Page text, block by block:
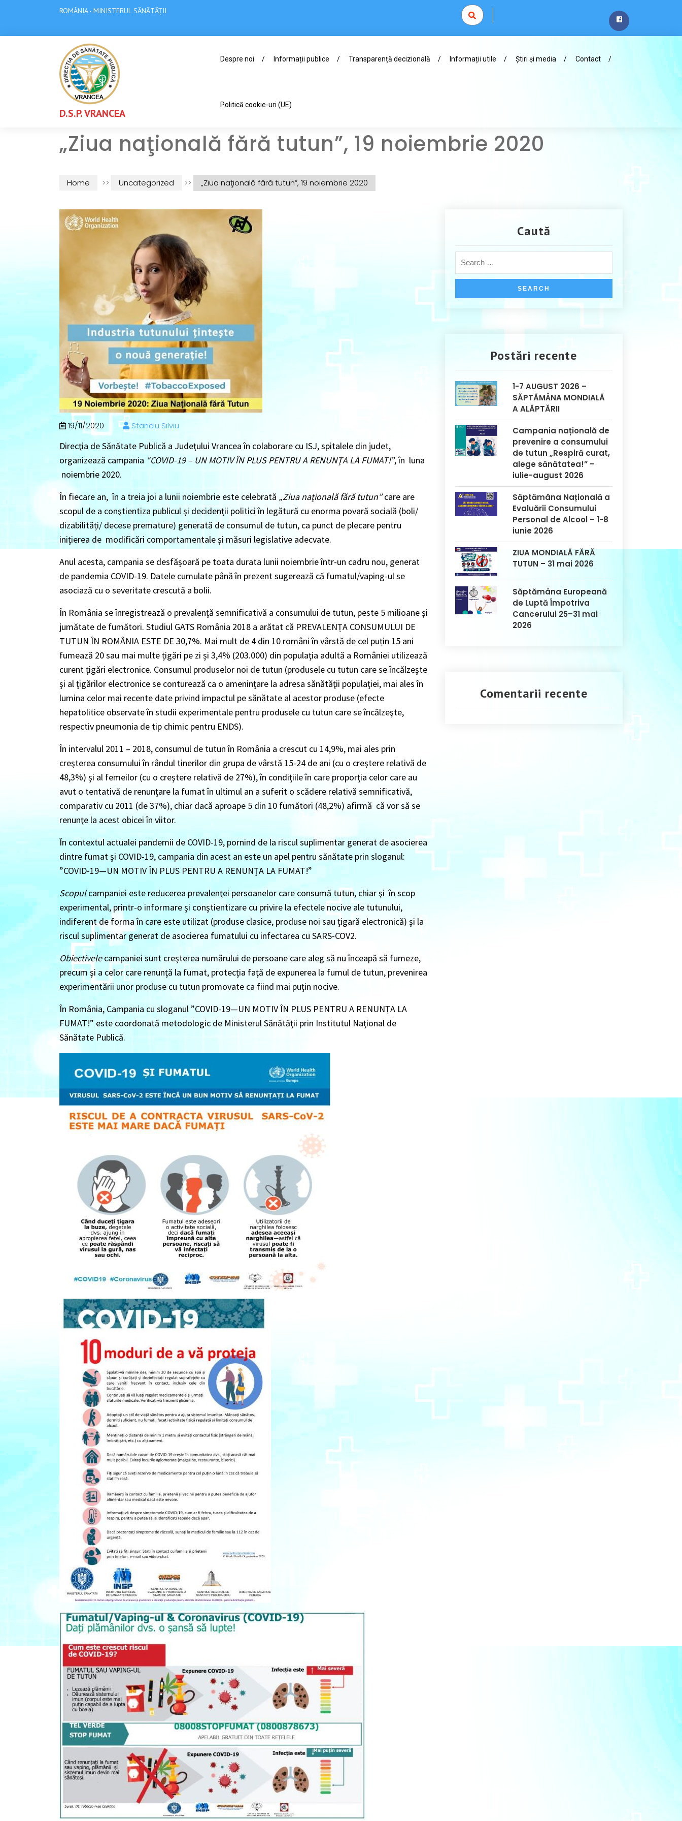
ROMÂNIA - MINISTERUL SĂNĂTĂȚII
D.S.P. VRANCEA
Despre noi Informații publice Transparență decizională Informații utile Știri și media Contact
Politică cookie-uri (UE)
„Ziua naţională fără tutun”, 19 noiembrie 2020
Home >> Uncategorized >> „Ziua naţională fără tutun”, 19 noiembrie 2020
19/11/2020 Stanciu Silviu
Direcţia de Sănătate Publică a Judeţului Vrancea în colaborare cu ISJ, spitalele din judet,
organizează campania “COVID-19 – UN MOTIV ÎN PLUS PENTRU A RENUNŢA LA FUMAT!”,în luna
noiembrie 2020.
În fiecare an, în a treia joi a lunii noiembrie este celebrată „Ziua naţională fără tutun”care are
scopul de a conştientiza publicul şi decidenţii politici în legătură cu enorma povară socială (boli/
dizabilități/ decese premature) generată de consumul de tutun, ca punct de plecare pentru
inițierea de modificări comportamentale și măsuri legislative adecvate.
Anul acesta, campania se desfășoară pe toata durata lunii noiembrie într-un cadru nou, generat
de pandemia COVID-19. Datele cumulate până în prezent sugerează că fumatul/vaping-ul se
asociază cu o severitate crescută a bolii.
În România se înregistrează o prevalență semnificativă a consumului de tutun, peste 5 milioane şi
jumătate de fumători. Studiul GATS România 2018 a arătat că PREVALENȚA CONSUMULUI DE
TUTUN ÎN ROMÂNIA ESTE DE 30,7%. Mai mult de 4 din 10 româniîn vârstă de cel puțin 15 ani
fumează 20 sau mai multe țigări pe zi și 3,4% (203.000) din populaţia adultă a României utilizează
curentțigări electronice. Consumul produselor noi de tutun (produsele cu tutun care se încălzeşte
şi al ţigărilor electronice se conturează ca o ameninţare la adresa sănătăţii populaţiei, mai ales în
lumina celor mai recente date privind impactul pe sănătate al acestor produse (efecte
hepatolitice observate în studii experimentale pentru produsele cu tutun care se încălzeşte,
respectiv pneumonia de tip chimic pentru ENDS).
În intervalul 2011 – 2018, consumul de tutun în România a crescut cu 14,9%, mai ales prin
creşterea consumului în rândul tinerilor din grupa de vârstă 15-24 de ani (cu o creştere relativă de
48,3%) şi al femeilor (cu o creştere relativă de 27%), în condiţiile în care proporţia celor care au
avut o tentativă de renunţare la fumat în ultimul an a suferit o scădere relativă semnificativă,
comparativ cu 2011 (de 37%), chiar dacă aproape 5 din 10 fumători (48,2%) afirmă că vor să se
renunţe la acest obicei în viitor.
În contextul actualei pandemii de COVID-19, pornind de la riscul suplimentar generat de asocierea
dintre fumat și COVID-19, campania din acest an este un apel pentru sănătate prin sloganul:
”COVID-19—UN MOTIV ÎN PLUS PENTRU A RENUNȚA LA FUMAT!”
Scopulcampaniei este reducerea prevalenţei persoanelor care consumă tutun, chiar şi în scop
experimental, printr-o informare şi conştientizare cu privire la efectele nocive ale tutunului,
indiferent de forma în care este utilizat (produse clasice, produse noi sau ţigară electronică) și la
riscul suplimentar generat de asocierea fumatului cu infectarea cu SARS-COV2.
Obiectivelecampaniei sunt creşterea numărului de persoane care aleg să nu înceapă să fumeze,
precum şi a celor care renunţă la fumat, protecţia faţă de expunerea la fumul de tutun, prevenirea
experimentării unor produse cu tutun promovate ca fiind mai puţin nocive.
În România, Campania cu sloganul ”COVID-19—UN MOTIV ÎN PLUS PENTRU A RENUNȚA LA
FUMAT!” este coordonată metodologic de Ministerul Sănătăţii prin Institutul Naţional de
Sănătate Publică.
Caută
Postări recente
1-7 AUGUST 2026 –
SĂPTĂMÂNA MONDIALĂ
A ALĂPTĂRII
Campania națională de
prevenire a consumului
de tutun „Respiră curat,
alege sănătatea!” –
iulie-august 2026
Săptămâna Națională a
Evaluării Consumului
Personal de Alcool – 1-8
iunie 2026
ZIUA MONDIALĂ FĂRĂ
TUTUN – 31 mai 2026
Săptămâna Europeană
de Luptă Împotriva
Cancerului 25–31 mai
2026
Comentarii recente